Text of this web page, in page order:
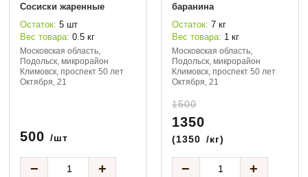
Сосиски жаренные
Остаток:5 шт
Вес товара:0.5 кг
Московская область,
Подольск, микрорайон
Климовск, проспект 50 лет
Октября, 21
500 /шт
− +
баранина
Остаток: 7 кг
Вес товара: 1 кг
Московская область,
Подольск, микрорайон
Климовск, проспект 50 лет
Октября, 21
1500
1350
(1350 /кг)
− +